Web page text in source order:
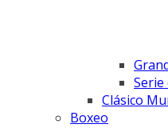
Serie
Clásico
Boxeo